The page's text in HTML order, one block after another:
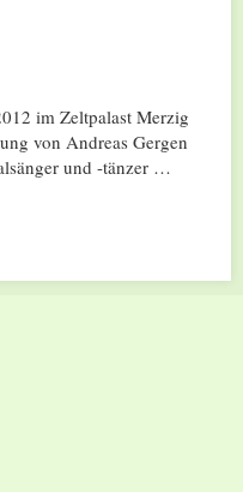
im Zeltpalast Merzig
von Andreas Gergen
und -tänzer …